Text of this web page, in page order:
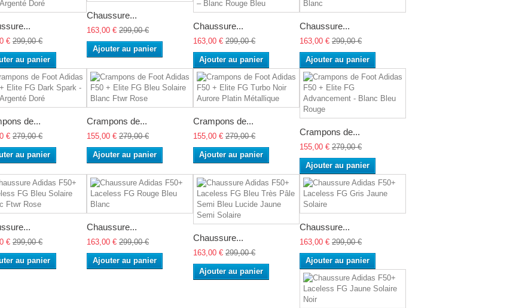
€ 299,00 €
au panier
Chaussure...
163,00 € 299,00 €
Ajouter au panier
Chaussure...
163,00 € 299,00 €
Ajouter au panier
Chaussure...
163,00 € 299,00 €
Ajouter au panier
de...
€ 279,00 €
au panier
Crampons de...
155,00 € 279,00 €
Ajouter au panier
Crampons de...
155,00 € 279,00 €
Ajouter au panier
Crampons de...
155,00 € 279,00 €
Ajouter au panier
€ 299,00 €
au panier
Chaussure...
163,00 € 299,00 €
Ajouter au panier
Chaussure...
163,00 € 299,00 €
Ajouter au panier
Chaussure...
163,00 € 299,00 €
Ajouter au panier